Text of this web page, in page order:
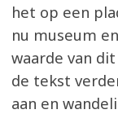
het op een
nu museum
waarde van
de tekst
aan en